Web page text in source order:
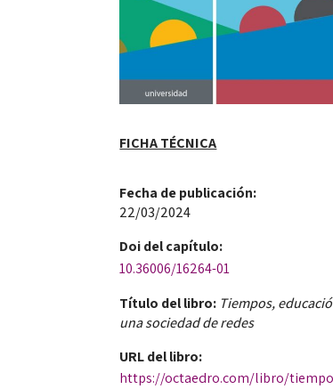
FICHA TÉCNICA
Fecha de publicación​:
22/03/2024
Doi​ del capítulo:
10.36006/16264-01
Título del libro: Tiempos,
una sociedad de redes
URL del libro:
https://octaedro.com/libro/